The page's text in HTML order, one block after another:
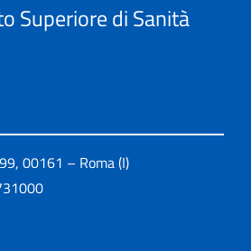
Superiore di Sanità
00161 – Roma (I)